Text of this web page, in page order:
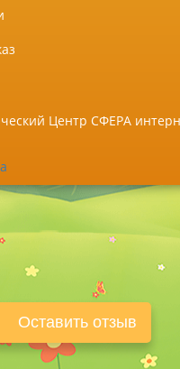
Оставить отзыв
Центр СФЕРА